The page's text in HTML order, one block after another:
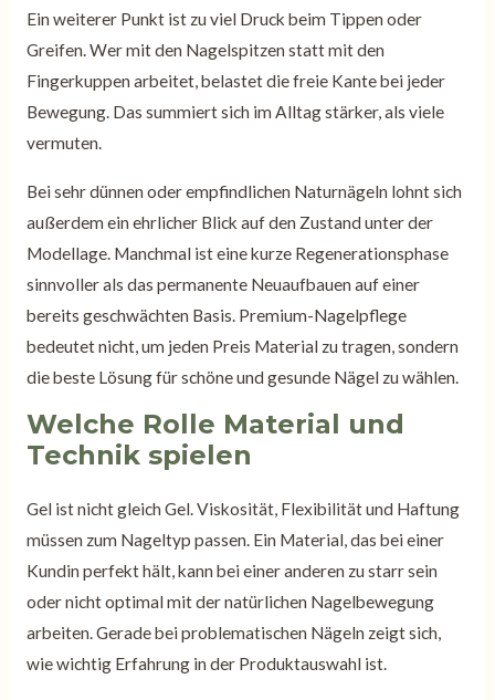
Ein weiterer Punkt ist zu viel Druck beim Tippen oder
Greifen. Wer mit den Nagelspitzen statt mit den
Fingerkuppen arbeitet, belastet die freie Kante bei jeder
Bewegung. Das summiert sich im Alltag stärker, als viele
vermuten.
Bei sehr dünnen oder empfindlichen Naturnägeln lohnt sich
außerdem ein ehrlicher Blick auf den Zustand unter der
Modellage. Manchmal ist eine kurze Regenerationsphase
sinnvoller als das permanente Neuaufbauen auf einer
bereits geschwächten Basis. Premium-Nagelpflege
bedeutet nicht, um jeden Preis Material zu tragen, sondern
die beste Lösung für schöne und gesunde Nägel zu wählen.
Welche Rolle Material und
Technik spielen
Gel ist nicht gleich Gel. Viskosität, Flexibilität und Haftung
müssen zum Nageltyp passen. Ein Material, das bei einer
Kundin perfekt hält, kann bei einer anderen zu starr sein
oder nicht optimal mit der natürlichen Nagelbewegung
arbeiten. Gerade bei problematischen Nägeln zeigt sich,
wie wichtig Erfahrung in der Produktauswahl ist.